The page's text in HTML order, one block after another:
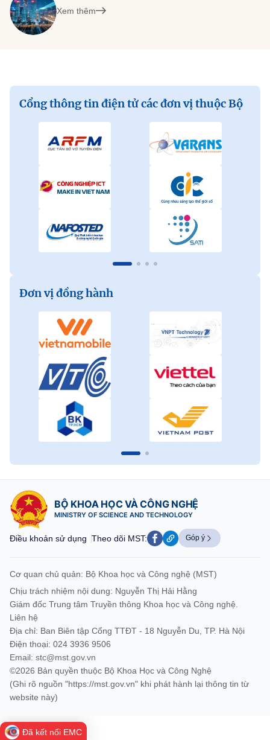
Xem thêm
Cổng thông tin điện tử các đơn vị thuộc Bộ
Đơn vị đồng hành
BỘ KHOA HỌC VÀ CÔNG NGHỆ
MINISTRY OF SCIENCE AND TECHNOLOGY
Điều khoản sử dụng Theo dõi MST: Góp ý
Cơ quan chủ quản: Bộ Khoa học và Công nghệ (MST)
Chịu trách nhiệm nội dung: Nguyễn Thị Hải Hằng
Giám đốc Trung tâm Truyền thông Khoa học và Công nghệ.
Liên hệ
Địa chỉ: Ban Biên tập Cổng TTĐT - 18 Nguyễn Du, TP. Hà Nội
Điện thoại: 024 3936 9506
Email: stc@mst.gov.vn
©2026 Bản quyền thuộc Bộ Khoa Học và Công Nghệ
(Ghi rõ nguồn "https://mst.gov.vn" khi phát hành lại thông tin từ
website này)
Đã kết nối EMC